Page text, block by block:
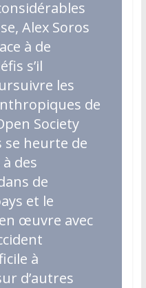
Alex Soros
à de
s’il
les
de
Society
se heurte de
des
de
et le
œuvre avec
à
d’autres